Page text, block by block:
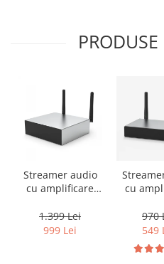
Streamer audio
cu amplificare
A50+, LAN /Wi-Fi
/Bluetooth,
1.399 Lei
999 Lei
cu
A30+,
/
24bit/
970
549